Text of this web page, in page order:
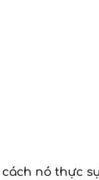
nó thực